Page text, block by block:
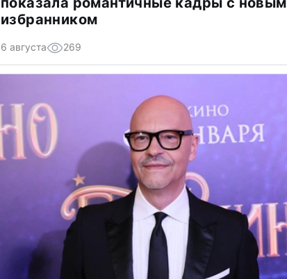
избранником
6 августа 269